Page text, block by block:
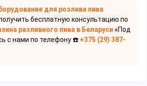
для розлива пива
бесплатную консультацию по
разливного пива в Беларуси «Под
с нами по телефону ☎️ +375 (29) 387-